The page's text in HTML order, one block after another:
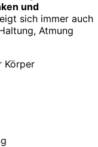
und
sich immer auch
Atmung
Körper